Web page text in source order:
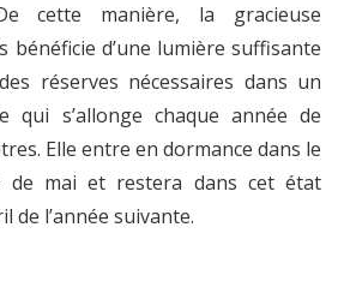
cette manière, la gracieuse
bénéficie d’une lumière suffisante
réserves nécessaires dans un
qui s’allonge chaque année de
Elle entre en dormance dans le
de mai et restera dans cet état
de l’année suivante.